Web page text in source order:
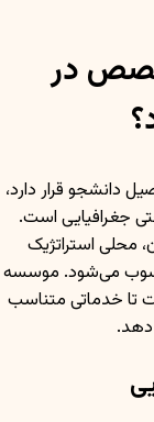
در
دانشجو قرار دارد،
جغرافیایی است.
محلی استراتژیک
می‌شود. موسسه
تا خدماتی متناسب
دهد.